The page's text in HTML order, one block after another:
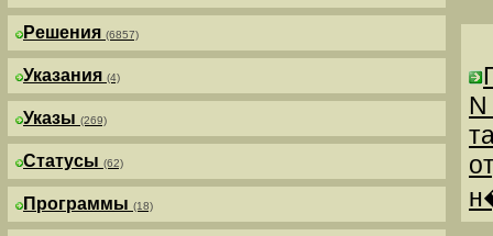
Решения (6857)
Указания (4)
Указы (269)
Статусы (62)
Программы (18)